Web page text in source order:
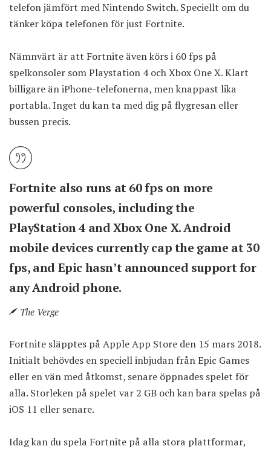
telefon jämfört med Nintendo Switch. Speciellt om du
tänker köpa telefonen för just Fortnite.
Nämnvärt är att Fortnite även körs i 60 fps på
spelkonsoler som Playstation 4 och Xbox One X. Klart
billigare än iPhone-telefonerna, men knappast lika
portabla. Inget du kan ta med dig på flygresan eller
bussen precis.
Fortnite also runs at 60 fps on more
powerful consoles, including the
PlayStation 4 and Xbox One X. Android
mobile devices currently cap the game at 30
fps, and Epic hasn’t announced support for
any Android phone.
The Verge
Fortnite släpptes på Apple App Store den 15 mars 2018.
Initialt behövdes en speciell inbjudan från Epic Games
eller en vän med åtkomst, senare öppnades spelet för
alla. Storleken på spelet var 2 GB och kan bara spelas på
iOS 11 eller senare.
Idag kan du spela Fortnite på alla stora plattformar,